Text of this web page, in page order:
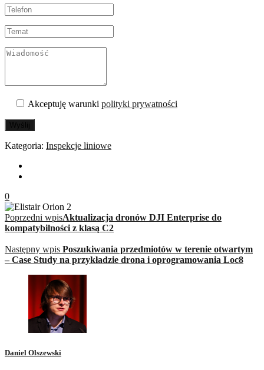
Akceptuję warunki polityki prywatności
Wyślij
Kategoria: Inspekcje liniowe
0
Poprzedni wpisAktualizacja dronów DJI Enterprise do
kompatybilności z klasą C2
Następny wpis Poszukiwania przedmiotów w terenie otwartym
– Case Study na przykładzie drona i oprogramowania Loc8
Daniel Olszewski